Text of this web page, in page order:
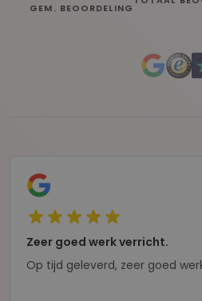
GEM. BEOORDELING
Zeer goed werk verricht.
Op tijd geleverd, zeer goed